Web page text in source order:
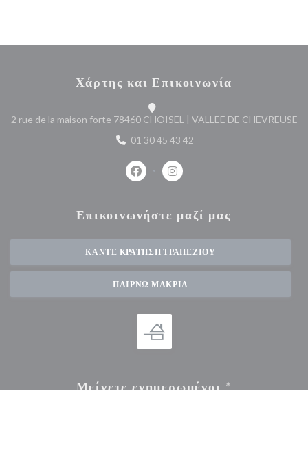
Χάρτης και Επικοινωνία
2 rue de la maison forte 78460 CHOISEL | VALLEE DE CHEVREUSE
01 30 45 43 42
Facebook ((ανοίγει σε νέο παράθυρο))
Instagram ((ανοίγει σε νέο
Επικοινωνήστε μαζί μας
ΚΆΝΤΕ ΚΡΆΤΗΣΗ ΤΡΑΠΕΖΙΟΎ
ΠΑΊΡΝΩ ΜΑΚΡΙΆ
Μείνετε ενημερωμένοι*